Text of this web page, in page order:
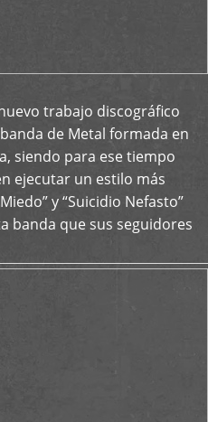
trabajo discográfico
de Metal formada en
siendo para ese tiempo
ejecutar un estilo más
y “Suicidio Nefasto”
banda que sus seguidores